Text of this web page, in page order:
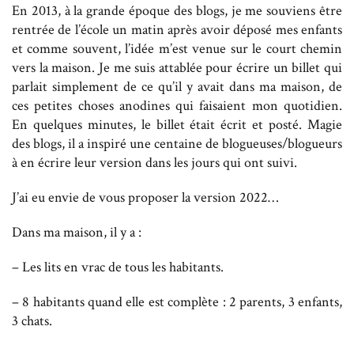
En 2013, à la grande époque des blogs, je me souviens être
rentrée de l’école un matin après avoir déposé mes enfants
et comme souvent, l’idée m’est venue sur le court chemin
vers la maison. Je me suis attablée pour écrire un billet qui
parlait simplement de ce qu’il y avait dans ma maison, de
ces petites choses anodines qui faisaient mon quotidien.
En quelques minutes, le billet était écrit et posté. Magie
des blogs, il a inspiré une centaine de blogueuses/blogueurs
à en écrire leur version dans les jours qui ont suivi.
J’ai eu envie de vous proposer la version 2022…
Dans ma maison, il y a :
– Les lits en vrac de tous les habitants.
– 8 habitants quand elle est complète : 2 parents, 3 enfants,
3 chats.